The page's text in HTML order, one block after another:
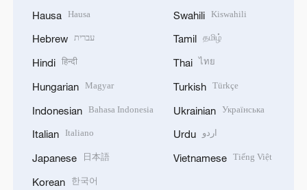
Hausa Hausa
Hebrew עברית
Hindi हिन्दी
Hungarian Magyar
Indonesian Bahasa Indonesia
Italian Italiano
Japanese 日本語
Korean 한국어
Swahili Kiswahili
Tamil தமிழ்
Thai ไทย
Turkish Türkçe
Ukrainian Українська
Urdu اردو
Vietnamese Tiếng Việt